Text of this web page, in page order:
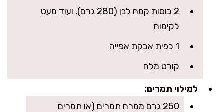
2 כוסות קמח לבן (280 גרם), ועוד מעט
לקימוח
1 כפית אבקת אפייה
קורט מלח
למילוי תמרים:
250 גרם ממרח תמרים (או תמרים